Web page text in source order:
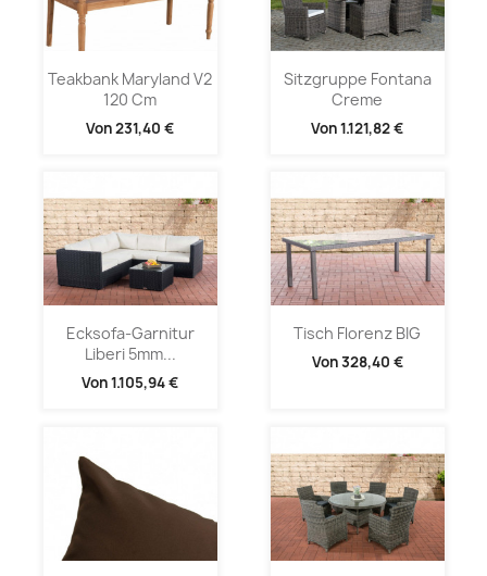
Teakbank Maryland V2
120 Cm
Von231,40 €
Sitzgruppe Fontana
Creme
Von1.121,82 €
Ecksofa-Garnitur
Liberi 5mm...
Von1.105,94 €
Tisch Florenz BIG
Von328,40 €